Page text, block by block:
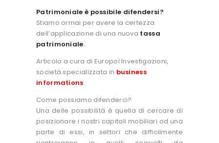
Patrimoniale è possibile difendersi?
Stiamo ormai per avere la certezza
dell’applicazione di una nuova tassa
patrimoniale.
Articolo a cura di Europol Investigazioni,
società specializzata in business
informations
Come possiamo difenderci?
Una delle possibilità è quella di cercare di
posizionare i nostri capitali mobiliari od una
parte di essi, in settori che difficilmente